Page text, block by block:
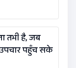
तभी है, जब
पहुँच सके